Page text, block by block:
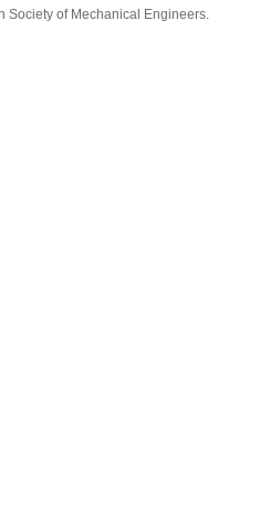
Society of Mechanical Engineers.